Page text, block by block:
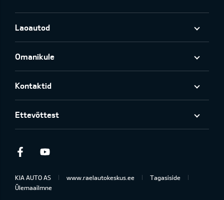
Laoautod
Omanikule
Kontaktid
Ettevõttest
Facebook
KIA AUTO AS www.raelautokeskus.ee
Tagasiside
Ülemaailmne